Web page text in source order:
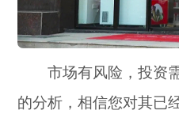
市场有风险，投资需
的分析，相信您对其已